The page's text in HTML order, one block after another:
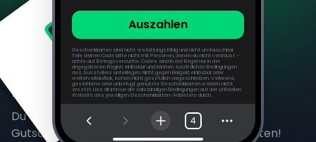
Auszahlen
Geschenkkarten sind nicht erstattungsfähig und nicht umtauschbar.
Teile deinen Code bitte nicht mit Personen, denen du nicht vertraust –
achte auf Betrugsversuche. Codes sind in der Regel nur in der
angegebenen Region einlösbar und können zusätzlichen Bedingungen
des Ausstellers unterliegen. Nicht gegen Bargeld einlösbar oder
weiterverkaufbar, sofern nicht gesetzlich vorgeschrieben. Verlorene,
gestohlene oder unbefugt genutzte Geschenkkarten werden nicht
ersetzt. Lies dir immer die vollständigen Bedingungen auf der offiziellen
Website des jeweiligen Geschenkkarten-Anbieters durch.
4
Häufig gestellte Fragen
Du weißt noch nicht, wie du gratis Decathlon-
Gutscheine verdienst? Wir haben die Antworten!